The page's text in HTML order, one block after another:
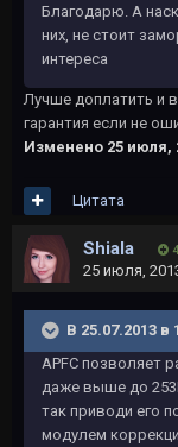
Благодарю. А
них, не стоит
интереса
Лучше доплатить и
гарантия если не
Изменено 25 июля,
Цитата
Shiala
25 июля,
В 25.07.2013 в
APFC позволяет
даже выше до
так приводи его
модулем